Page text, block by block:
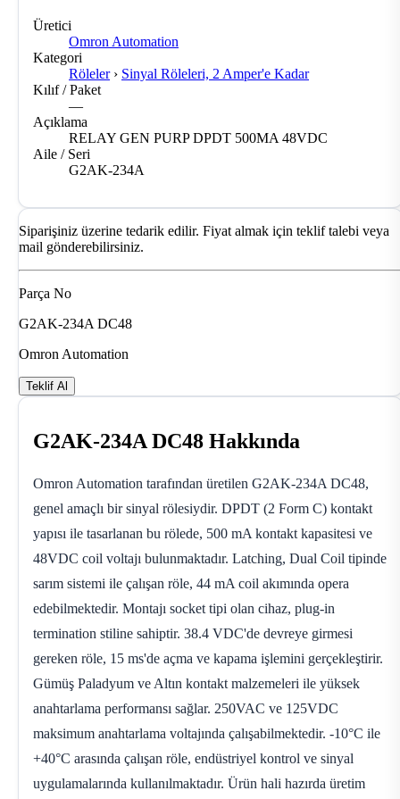
Üretici
Omron Automation
Kategori
Röleler › Sinyal Röleleri, 2 Amper'e Kadar
Kılıf / Paket
—
Açıklama
RELAY GEN PURP DPDT 500MA 48VDC
Aile / Seri
G2AK-234A
Siparişiniz üzerine tedarik edilir. Fiyat almak için teklif talebi veya
mail gönderebilirsiniz.
Parça No
G2AK-234A DC48
Omron Automation
Teklif Al
G2AK-234A DC48 Hakkında
Omron Automation tarafından üretilen G2AK-234A DC48,
genel amaçlı bir sinyal rölesiydir. DPDT (2 Form C) kontakt
yapısı ile tasarlanan bu rölede, 500 mA kontakt kapasitesi ve
48VDC coil voltajı bulunmaktadır. Latching, Dual Coil tipinde
sarım sistemi ile çalışan röle, 44 mA coil akımında opera
edebilmektedir. Montajı socket tipi olan cihaz, plug-in
termination stiline sahiptir. 38.4 VDC'de devreye girmesi
gereken röle, 15 ms'de açma ve kapama işlemini gerçekleştirir.
Gümüş Paladyum ve Altın kontakt malzemeleri ile yüksek
anahtarlama performansı sağlar. 250VAC ve 125VDC
maksimum anahtarlama voltajında çalışabilmektedir. -10°C ile
+40°C arasında çalışan röle, endüstriyel kontrol ve sinyal
uygulamalarında kullanılmaktadır. Ürün hali hazırda üretim